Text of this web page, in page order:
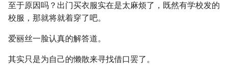
至于原因吗？出门买衣服实在是太麻烦了，既然有学校发的
校服，那就将就着穿了吧。
爱丽丝一脸认真的解答道。
其实只是为自己的懒散来寻找借口罢了。